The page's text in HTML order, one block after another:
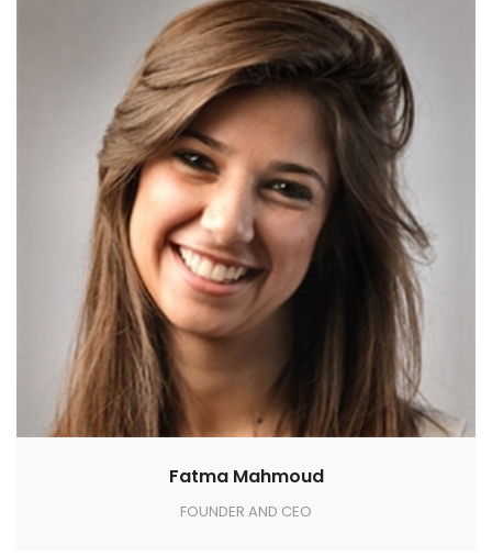
Fatma Mahmoud
FOUNDER AND CEO